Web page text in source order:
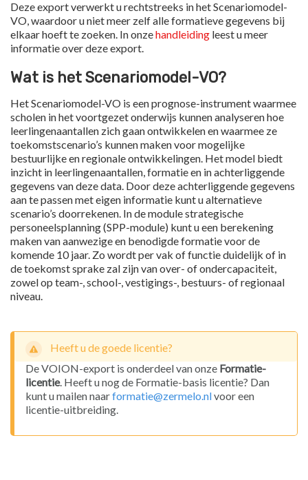
Deze export verwerkt u rechtstreeks in het Scenariomodel-
VO, waardoor u niet meer zelf alle formatieve gegevens bij
elkaar hoeft te zoeken. In onzehandleiding leest u meer
informatie over deze export.
Wat is het Scenariomodel-VO?
Het Scenariomodel-VO is een prognose-instrument waarmee
scholen in het voortgezet onderwijs kunnen analyseren hoe
leerlingenaantallen zich gaan ontwikkelen en waarmee ze
toekomstscenario’s kunnen maken voor mogelijke
bestuurlijke en regionale ontwikkelingen. Het model biedt
inzicht in leerlingenaantallen, formatie en in achterliggende
gegevens van deze data. Door deze achterliggende gegevens
aan te passen met eigen informatie kunt u alternatieve
scenario’s doorrekenen. In de module strategische
personeelsplanning (SPP-module) kunt u een berekening
maken van aanwezige en benodigde formatie voor de
komende 10 jaar. Zo wordt per vak of functie duidelijk of in
de toekomst sprake zal zijn van over- of ondercapaciteit,
zowel op team-, school-, vestigings-, bestuurs- of regionaal
niveau.
Heeft u de goede licentie?
De VOION-export is onderdeel van onze Formatie-
licentie. Heeft u nog de Formatie-basis licentie? Dan
kunt u mailen naarformatie@zermelo.nlvoor een
licentie-uitbreiding.